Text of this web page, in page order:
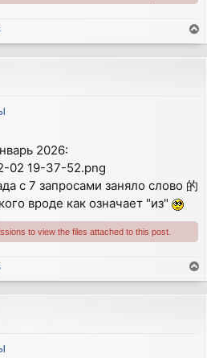
o
p
2026:
02 19-37-52.png
с 7 запросами заняло слово 的
вроде как означает "из"
to view the files attached to this post.
o
p